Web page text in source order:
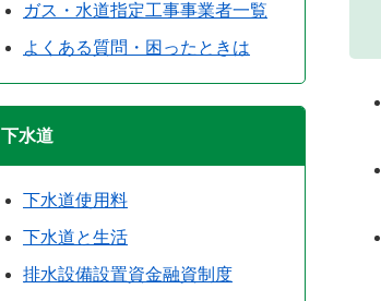
ガス・水道指定工事事業者一覧
よくある質問・困ったときは
下水道
下水道使用料
下水道と生活
排水設備設置資金融資制度